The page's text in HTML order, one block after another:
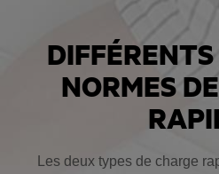
NORMES
Les deux types de charge